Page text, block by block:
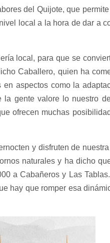
del Quijote, que
local a la hora de dar a
local, para que se
Caballero, quien ha
aspectos como la
la gente valore lo nuestro
ofrecen muchas
y disfruten de nuestra
naturales y ha dicho
a Cabañeros y Las
hay que romper esa